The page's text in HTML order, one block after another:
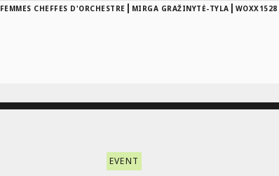
FEMMES CHEFFES D'ORCHESTRE | MIRGA GRAŽINYTĖ-TYLA | WOXX1528
EVENT